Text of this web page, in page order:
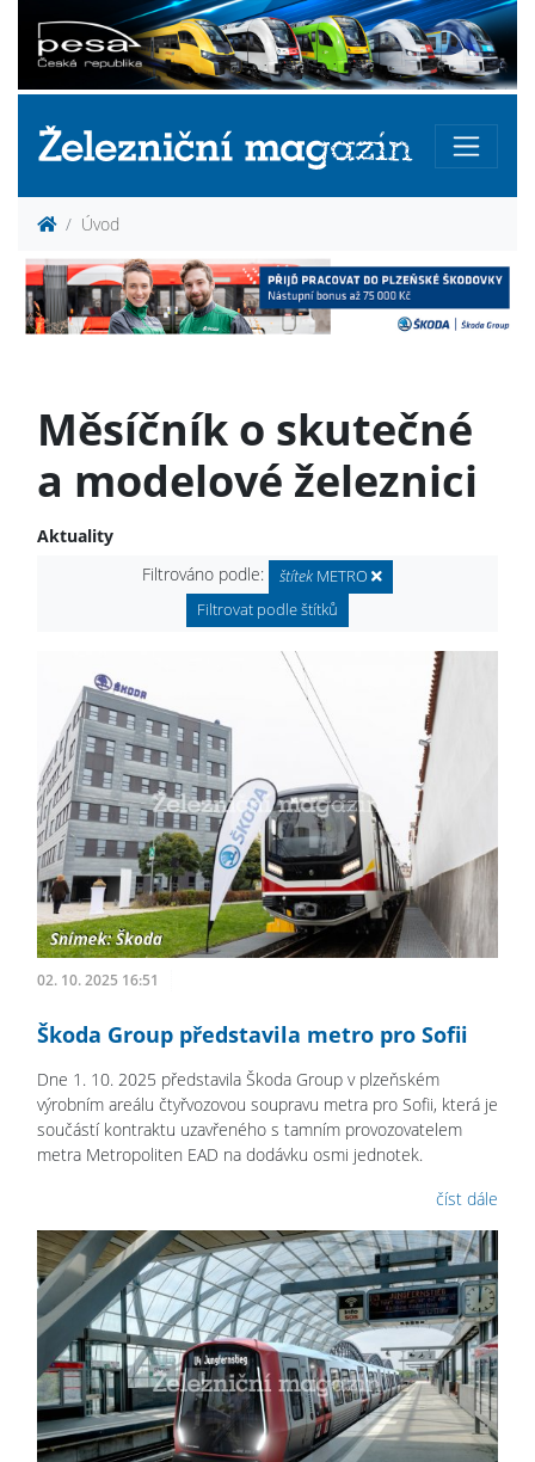
Úvod
Měsíčník o skutečné
a modelové železnici
Aktuality
Filtrováno podle:
štítek METRO
Filtrovat podle štítků
02. 10. 2025 16:51
Škoda Group představila metro pro Sofii
Dne 1. 10. 2025 představila Škoda Group v plzeňském
výrobním areálu čtyřvozovou soupravu metra pro Sofii, která je
součástí kontraktu uzavřeného s tamním provozovatelem
metra Metropoliten EAD na dodávku osmi jednotek.
číst dále